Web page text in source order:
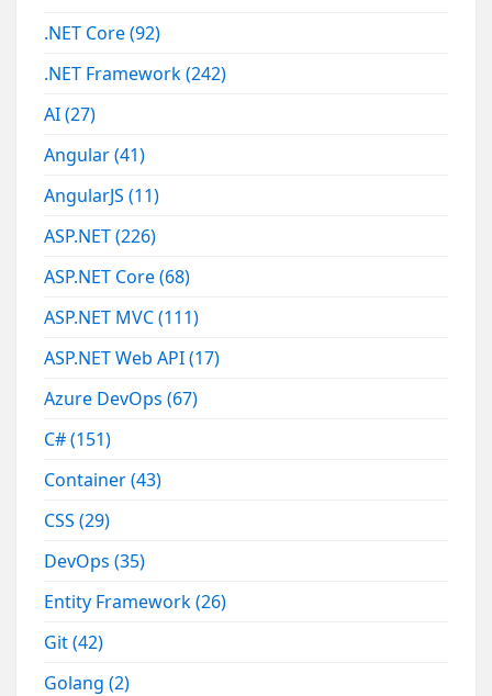
.NET Core(92)
.NET Framework(242)
AI(27)
Angular(41)
AngularJS(11)
ASP.NET(226)
ASP.NET Core(68)
ASP.NET MVC(111)
ASP.NET Web API(17)
Azure DevOps(67)
C#(151)
Container(43)
CSS(29)
DevOps(35)
Entity Framework(26)
Git(42)
Golang(2)